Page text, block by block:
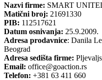
Nazvi firme: SMART
Matični broj: 21691330
PIB: 112517621
Datum osnivanja: 25.9.2009.
Adresa prodavnice: Danila
Beograd
Adresa sedišta firme:
Email: office@goaction.rs
Telefon: +381 63 411 660